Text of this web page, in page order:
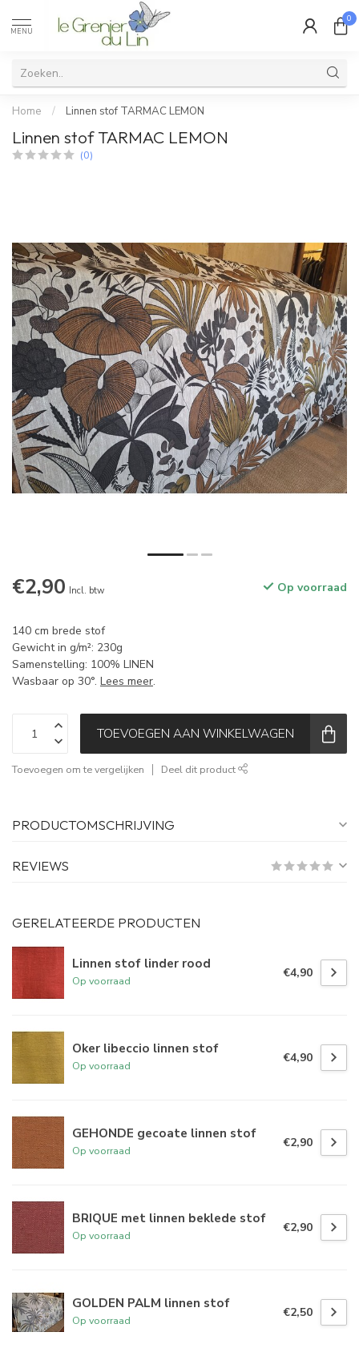
MENU
0
Home / Linnen stof TARMAC LEMON
Linnen stof TARMAC LEMON
(0)
€2,90 Incl. btw Op voorraad
140 cm brede stof
Gewicht in g/m²: 230g
Samenstelling: 100% LINEN
Wasbaar op 30°. Lees meer.
TOEVOEGEN AAN WINKELWAGEN
Toevoegen om te vergelijken Deel dit product
PRODUCTOMSCHRIJVING
REVIEWS
GERELATEERDE PRODUCTEN
Linnen stof linder rood
Op voorraad
€4,90
Oker libeccio linnen stof
Op voorraad
€4,90
GEHONDE gecoate linnen stof
Op voorraad
€2,90
BRIQUE met linnen beklede stof
Op voorraad
€2,90
GOLDEN PALM linnen stof
Op voorraad
€2,50